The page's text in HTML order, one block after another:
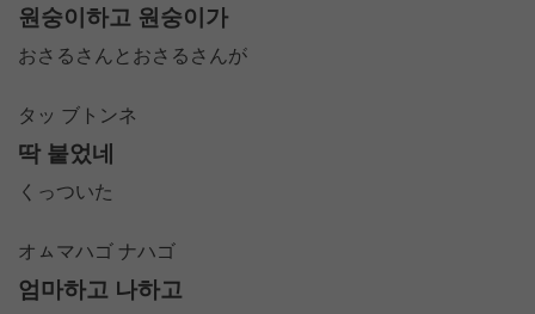
원숭이하고 원숭이가
おさるさんとおさるさんが
タッ ブトンネ
딱 붙었네
くっついた
オㇺマハゴ ナハゴ
엄마하고 나하고